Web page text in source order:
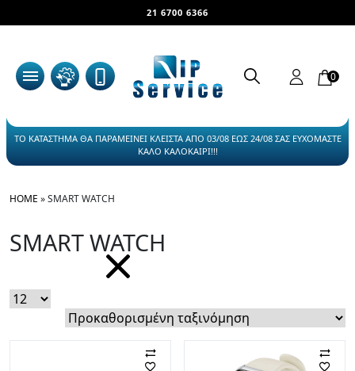
21 6700 6366
0
ΤΟ ΚΑΤΑΣΤΗΜΑ ΘΑ ΠΑΡΑΜΕΙΝΕΙ ΚΛΕΙΣΤΑ ΑΠΟ 03/08 ΕΩΣ 24/08 ΣΑΣ ΕΥΧΟΜΑΣΤΕ
ΚΑΛΟ ΚΑΛΟΚΑΙΡΙ!!!
HOME »SMART WATCH
SMART WATCH